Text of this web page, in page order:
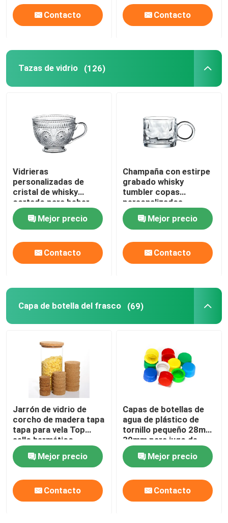
Contacto Contacto
Tazas de vidrio (126)
Vidrieras
personalizadas de
cristal de whisky
cortado para beber
jugo de frutas
Mejor precio
Contacto
Champaña con estirpe
grabado whisky
tumbler copas
personalizados
Mejor precio
Contacto
Capa de botella del frasco (69)
Jarrón de vidrio de
corcho de madera tapa
tapa para vela Top
sello hermético
Mejor precio
Contacto
Capas de botellas de
agua de plástico de
tornillo pequeño 28mm
30mm para jugo de
bebida
Mejor precio
Contacto